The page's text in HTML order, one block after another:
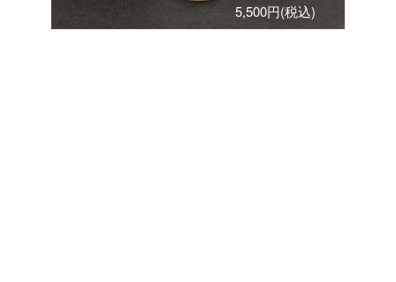
5,500円(税込)